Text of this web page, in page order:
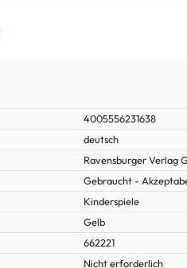
4005556231638
deutsch
Ravensburger Verlag
Gebraucht -
Kinderspiele
Gelb
662221
Nicht erforderlich